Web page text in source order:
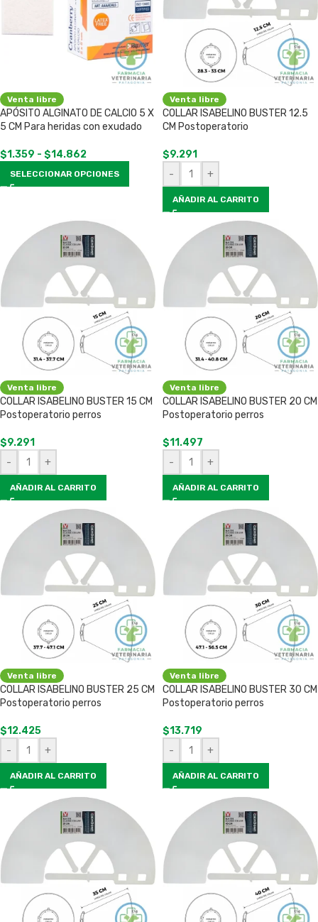
Venta libre
APÓSITO ALGINATO DE CALCIO 5 X
5 CM Para heridas con exudado
$1.359 - $14.862
SELECCIONAR OPCIONES
Venta libre
COLLAR ISABELINO BUSTER 12.5
CM Postoperatorio
$9.291
-
+
AÑADIR AL CARRITO
Venta libre
COLLAR ISABELINO BUSTER 15 CM
Postoperatorio perros
$9.291
-
+
AÑADIR AL CARRITO
Venta libre
COLLAR ISABELINO BUSTER 20 CM
Postoperatorio perros
$11.497
-
+
AÑADIR AL CARRITO
Venta libre
COLLAR ISABELINO BUSTER 25 CM
Postoperatorio perros
$12.425
-
+
AÑADIR AL CARRITO
Venta libre
COLLAR ISABELINO BUSTER 30 CM
Postoperatorio perros
$13.719
-
+
AÑADIR AL CARRITO